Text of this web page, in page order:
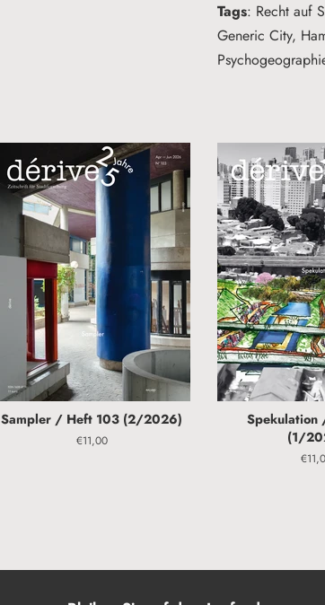
Tags: Recht auf
Generic City,
Sampler / Heft 103 (2/2026)
Normaler
€11,00
Spekulation
(1/